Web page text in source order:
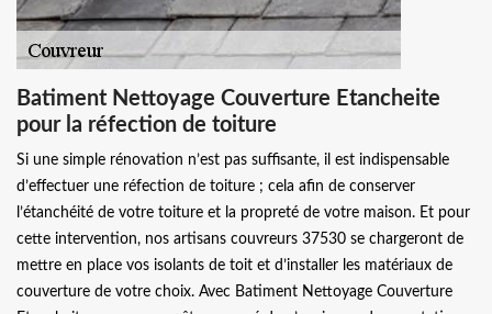
Batiment Nettoyage Couverture Etancheite
pour la réfection de toiture
Si une simple rénovation n’est pas suffisante, il est indispensable
d’effectuer une réfection de toiture ; cela afin de conserver
l’étanchéité de votre toiture et la propreté de votre maison. Et pour
cette intervention, nos artisans couvreurs 37530 se chargeront de
mettre en place vos isolants de toit et d’installer les matériaux de
couverture de votre choix. Avec Batiment Nettoyage Couverture